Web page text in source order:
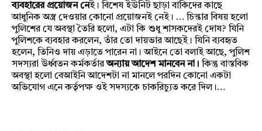
ব্যবহারের প্রয়োজন নেই। বিশেষ ইউনিট ছাড়া বাকিদের কাছে
আধুনিক অস্ত্র দেওয়ার কোনো প্রয়োজনই নেই। … চিন্তার বিষয় হলো
পুলিশের যে অবস্থা তৈরি হলো, এটা কি শুধু শাসকদেরই দোষ? যিনি
পুলিশকে ব্যবহার করলেন, তাঁর তো দায়ভার আছেই। যিনি ব্যবহৃত
হলেন, তিনিও দায় এড়াতে পারেন না। আইনে তো বলাই আছে, পুলিশ
সদস্যরা উর্ধ্বতন কর্মকর্তারঅন্যায় আদেশ মানবেন না। কিন্তু বাস্তবিক
অবস্থা হলো বেআইনি আদেশটা না মানলে পরদিন কোনো একটা
অভিযোগ এনে কর্তৃপক্ষ ওই সদস্যকে চাকরিচ্যুত করে দিল।…